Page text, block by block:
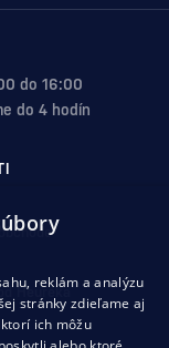
do 16:00
do 4 hodín
Heureka
reklám a analýzu
stránky zdieľame aj
ich môžu